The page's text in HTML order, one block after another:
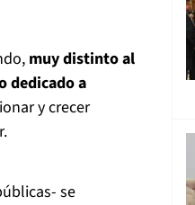
muy distinto al
dedicado a
y crecer
se